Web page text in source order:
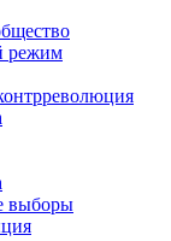
режим
выборы